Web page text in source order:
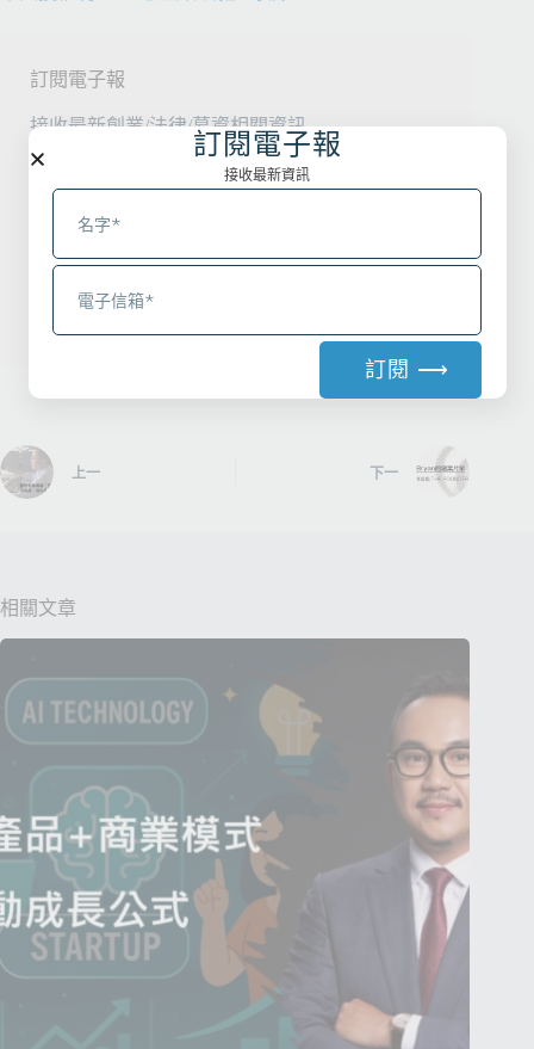
訂閱電子報
接收最新創業/法律/募資相關資訊
上一 下一
相關文章
訂閱電子報
接收最新資訊
訂閱 ⟶
t
t
i
e
: